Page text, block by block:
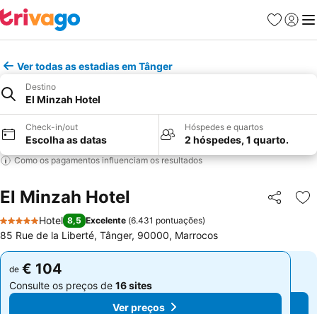
Favoritos
Iniciar
Ver todas as estadias em Tânger
Destino
El Minzah Hotel
Check-in/out
Escolha as datas
Hóspedes e quartos
2 hóspedes, 1 quarto.
Como os pagamentos influenciam os resultados
El Minzah Hotel Partilhar
5 Estrelas
Hotel 8,5 Excelente (6.431 pontuações)
85 Rue de la Liberté, Tânger, 90000, Marrocos
de € 104
Consulte os preços de 16 sites
Ver preços
de € 104
Consulte os preços de 16 sites
Ver preços